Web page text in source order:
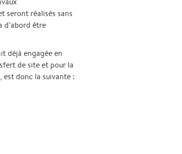
seront réalisés sans
d’abord être
déjà engagée en
de site et pour la
est donc la suivante :